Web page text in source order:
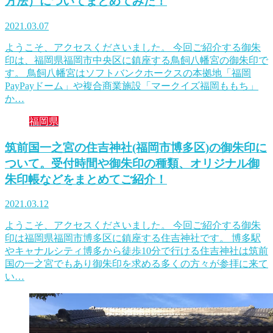
2021.03.07
ようこそ、アクセスくださいました。 今回ご紹介する御朱
印は、福岡県福岡市中央区に鎮座する鳥飼八幡宮の御朱印で
す。 鳥飼八幡宮はソフトバンクホークスの本拠地「福岡
PayPayドーム」や複合商業施設「マークイズ福岡ももち」
か…
福岡県
筑前国一之宮の住吉神社(福岡市博多区)の御朱印に
ついて。受付時間や御朱印の種類、オリジナル御
朱印帳などをまとめてご紹介！
2021.03.12
ようこそ、アクセスくださいました。 今回ご紹介する御朱
印は福岡県福岡市博多区に鎮座する住吉神社です。 博多駅
やキャナルシティ博多から徒歩10分で行ける住吉神社は筑前
国の一之宮でもあり御朱印を求める多くの方々が参拝に来て
い…